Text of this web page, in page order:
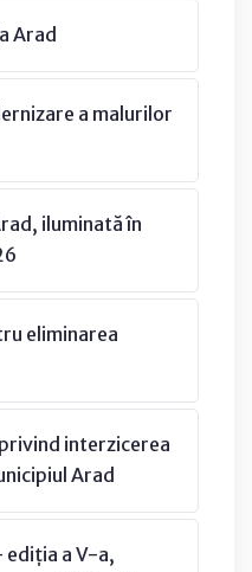
Arad
a malurilor
iluminată în
eliminarea
interzicerea
Arad
ediția a V-a,